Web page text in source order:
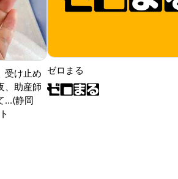
受け止め
、助産師
...(静岡
ゼロまる